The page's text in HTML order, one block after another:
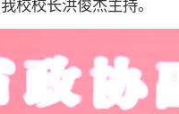
校校长洪俊杰主持。